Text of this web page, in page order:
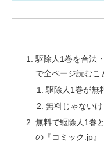
駆除人1巻を合法
で全ページ読むこ
駆除人1巻が無
無料じゃない
無料で駆除人1巻
の『コミック.jp』